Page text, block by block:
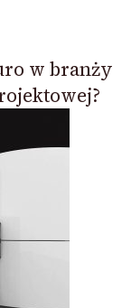
w branży